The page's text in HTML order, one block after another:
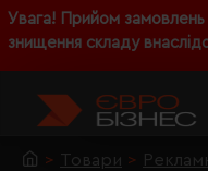
Увага! Прийом
знищення складу
Товари